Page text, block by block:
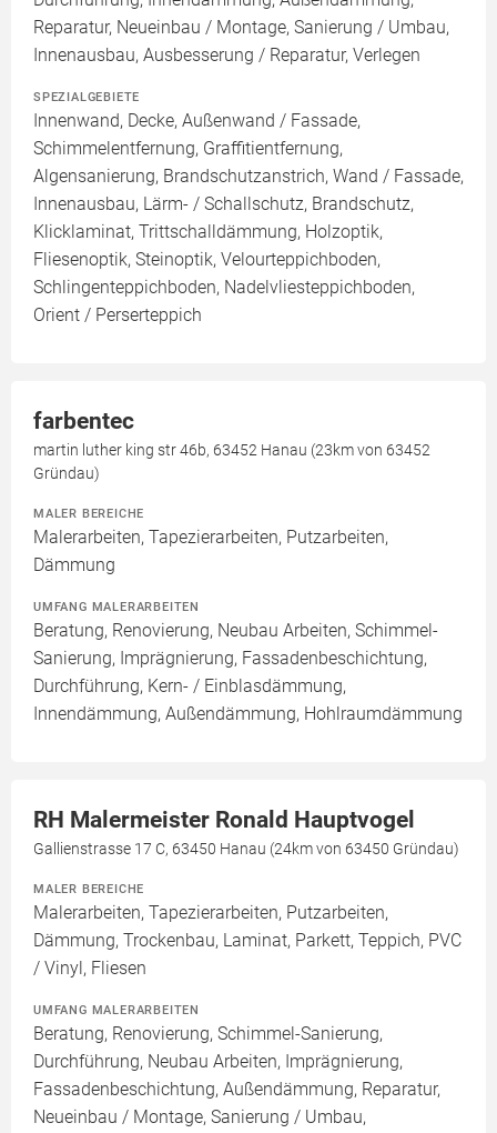
Reparatur, Neueinbau / Montage, Sanierung / Umbau,
Innenausbau, Ausbesserung / Reparatur, Verlegen
SPEZIALGEBIETE
Innenwand, Decke, Außenwand / Fassade,
Schimmelentfernung, Graffitientfernung,
Algensanierung, Brandschutzanstrich, Wand / Fassade,
Innenausbau, Lärm- / Schallschutz, Brandschutz,
Klicklaminat, Trittschalldämmung, Holzoptik,
Fliesenoptik, Steinoptik, Velourteppichboden,
Schlingenteppichboden, Nadelvliesteppichboden,
Orient / Perserteppich
farbentec
martin luther king str 46b, 63452 Hanau (23km von 63452
Gründau)
MALER BEREICHE
Malerarbeiten, Tapezierarbeiten, Putzarbeiten,
Dämmung
UMFANG MALERARBEITEN
Beratung, Renovierung, Neubau Arbeiten, Schimmel-
Sanierung, Imprägnierung, Fassadenbeschichtung,
Durchführung, Kern- / Einblasdämmung,
Innendämmung, Außendämmung, Hohlraumdämmung
RH Malermeister Ronald Hauptvogel
Gallienstrasse 17 C, 63450 Hanau (24km von 63450 Gründau)
MALER BEREICHE
Malerarbeiten, Tapezierarbeiten, Putzarbeiten,
Dämmung, Trockenbau, Laminat, Parkett, Teppich, PVC
/ Vinyl, Fliesen
UMFANG MALERARBEITEN
Beratung, Renovierung, Schimmel-Sanierung,
Durchführung, Neubau Arbeiten, Imprägnierung,
Fassadenbeschichtung, Außendämmung, Reparatur,
Neueinbau / Montage, Sanierung / Umbau,